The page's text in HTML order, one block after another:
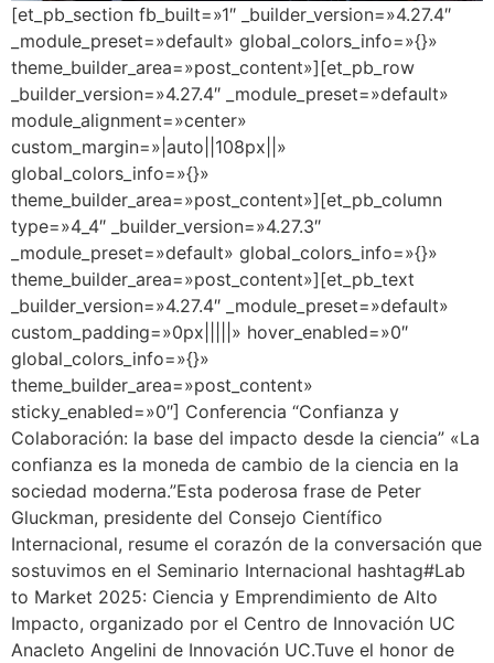
[et_pb_section fb_built=»1″ _builder_version=»4.27.4″
_module_preset=»default» global_colors_info=»{}»
theme_builder_area=»post_content»][et_pb_row
_builder_version=»4.27.4″ _module_preset=»default»
module_alignment=»center»
custom_margin=»|auto||108px||»
global_colors_info=»{}»
theme_builder_area=»post_content»][et_pb_column
type=»4_4″ _builder_version=»4.27.3″
_module_preset=»default» global_colors_info=»{}»
theme_builder_area=»post_content»][et_pb_text
_builder_version=»4.27.4″ _module_preset=»default»
custom_padding=»0px|||||» hover_enabled=»0″
global_colors_info=»{}»
theme_builder_area=»post_content»
sticky_enabled=»0″] Conferencia “Confianza y
Colaboración: la base del impacto desde la ciencia” «La
confianza es la moneda de cambio de la ciencia en la
sociedad moderna.”Esta poderosa frase de Peter
Gluckman, presidente del Consejo Científico
Internacional, resume el corazón de la conversación que
sostuvimos en el Seminario Internacional hashtag#Lab
to Market 2025: Ciencia y Emprendimiento de Alto
Impacto, organizado por el Centro de Innovación UC
Anacleto Angelini de Innovación UC.Tuve el honor de